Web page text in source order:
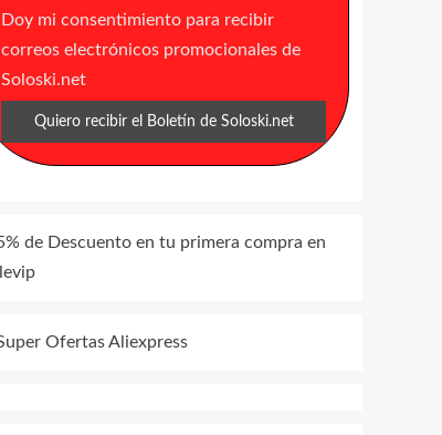
Doy mi consentimiento para recibir
correos electrónicos promocionales de
Soloski.net